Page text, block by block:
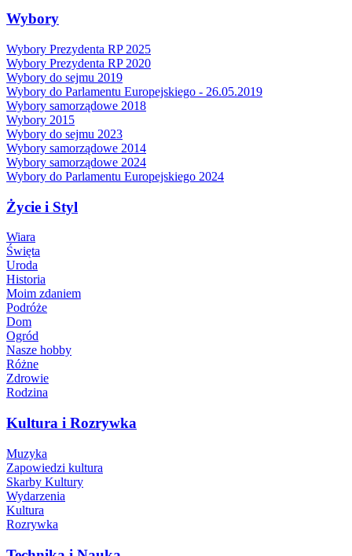
Wybory
Wybory Prezydenta RP 2025
Wybory Prezydenta RP 2020
Wybory do sejmu 2019
Wybory do Parlamentu Europejskiego - 26.05.2019
Wybory samorządowe 2018
Wybory 2015
Wybory do sejmu 2023
Wybory samorządowe 2014
Wybory samorządowe 2024
Wybory do Parlamentu Europejskiego 2024
Życie i Styl
Wiara
Święta
Uroda
Historia
Moim zdaniem
Podróże
Dom
Ogród
Nasze hobby
Różne
Zdrowie
Rodzina
Kultura i Rozrywka
Muzyka
Zapowiedzi kultura
Skarby Kultury
Wydarzenia
Kultura
Rozrywka